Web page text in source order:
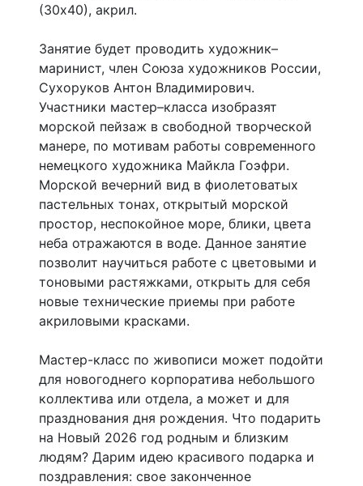
(30х40), акрил.
Занятие будет проводить художник–
маринист, член Союза художников России,
Сухоруков Антон Владимирович.
Участники мастер–класса изобразят
морской пейзаж в свободной творческой
манере, по мотивам работы современного
немецкого художника Майкла Гоэфри.
Морской вечерний вид в фиолетоватых
пастельных тонах, открытый морской
простор, неспокойное море, блики, цвета
неба отражаются в воде. Данное занятие
позволит научиться работе с цветовыми и
тоновыми растяжками, открыть для себя
новые технические приемы при работе
акриловыми красками.
Мастер-класс по живописи может подойти
для новогоднего корпоратива небольшого
коллектива или отдела, а может и для
празднования дня рождения. Что подарить
на Новый 2026 год родным и близким
людям? Дарим идею красивого подарка и
поздравления: свое законченное